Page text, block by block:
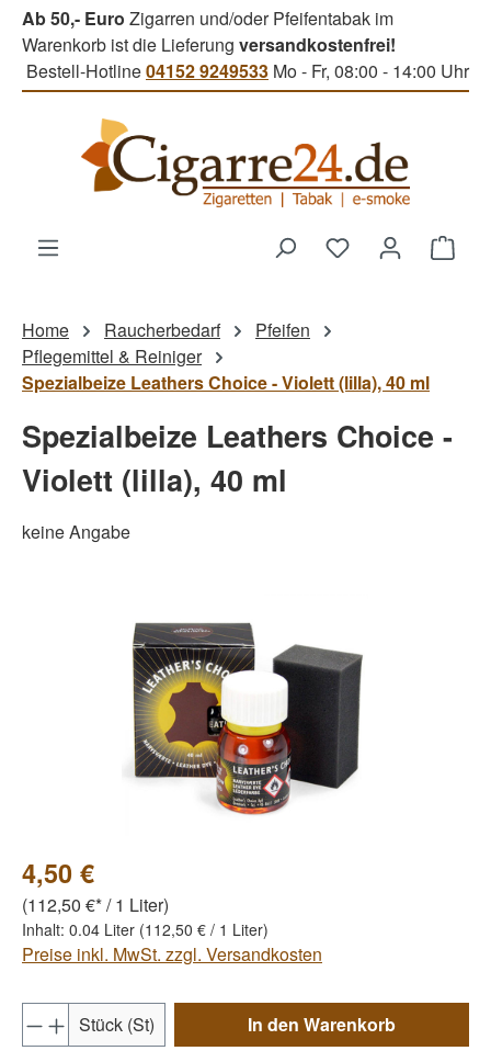
Zum Hauptinhalt springen
Ab 50,- Euro Zigarren und/oder Pfeifentabak im
Warenkorb ist die Lieferung versandkostenfrei!
Bestell-Hotline04152 9249533 Mo - Fr, 08:00 - 14:00 Uhr
Du hast 0
Home Raucherbedarf
Pfeifen
Pflegemittel & Reiniger
Spezialbeize Leathers Choice - Violett (lilla), 40 ml
Spezialbeize Leathers Choice -
Violett (lilla), 40 ml
keine Angabe
4,50 €
(112,50 €* / 1 Liter)
Inhalt: 0.04 Liter (112,50 € / 1 Liter)
Preise inkl. MwSt. zzgl. Versandkosten
Produkt Anzahl: Gib den gewünschten
Stück (St) In den Warenkorb